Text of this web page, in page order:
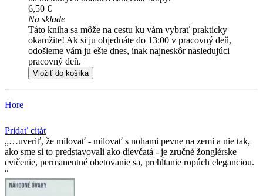
6,50 €
Na sklade
Táto kniha sa môže na cestu ku vám vybrať prakticky
okamžite! Ak si ju objednáte do 13:00 v pracovný deň,
odošleme vám ju ešte dnes, inak najneskôr nasledujúci
pracovný deň.
Vložiť do košíka
Hore
Pridať citát
…uveriť, že milovať - milovať s nohami pevne na zemi a nie tak,
ako sme si to predstavovali ako dievčatá - je zručné žonglérske
cvičenie, permanentné obetovanie sa, prehĺtanie ropúch eleganciou.